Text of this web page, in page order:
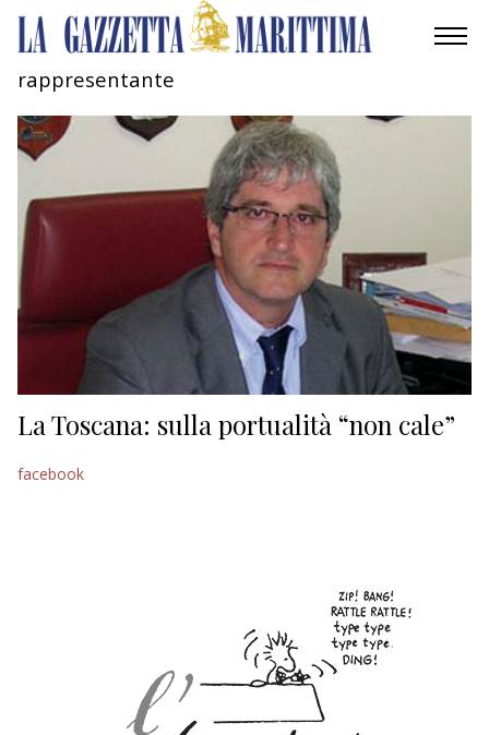
AMBIENTE
MOBILITÀ
INDUSTRIA
RICERCA
ECONOMIA
TURISMO
CULTURA
NAUTICA
rappresentante
La Toscana: sulla portualità “non cale”
facebook